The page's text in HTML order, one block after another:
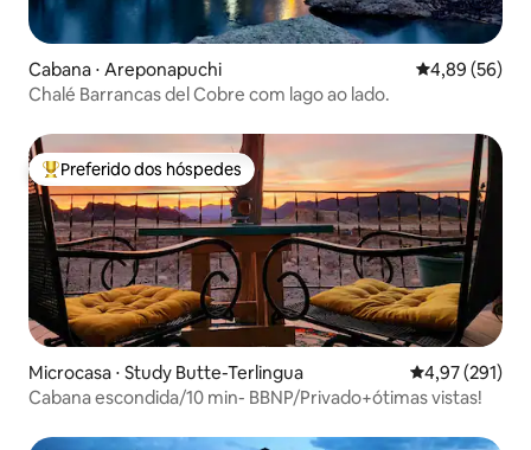
Cabana ⋅ Areponapuchi 4,89 de uma
4,89 (56)
Chalé Barrancas del Cobre com lago ao lado.
Entre os melhores preferidos dos hóspedes
Preferido dos hóspedes
Microcasa ⋅ Study Butte-Terlingua 4,97 de uma
4,97 (291)
Cabana escondida/10 min- BBNP/Privado+ótimas vistas!